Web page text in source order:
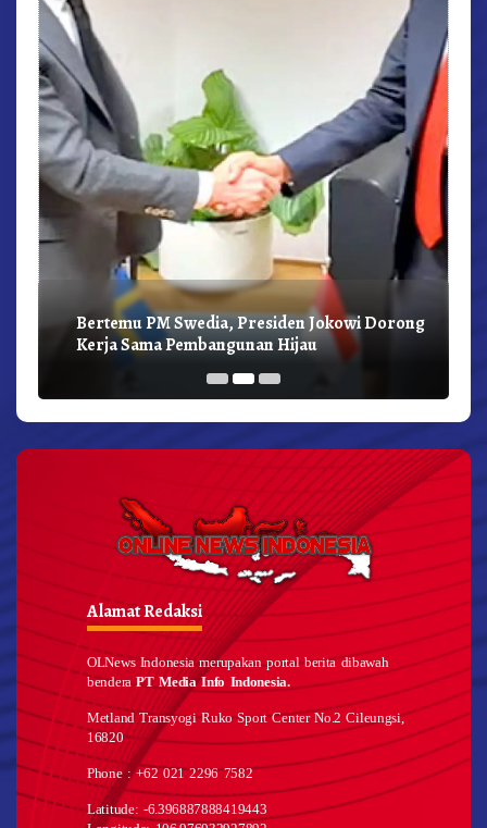
Bertemu PM Swedia, Presiden Jokowi Dorong
Kerja Sama Pembangunan Hijau
Alamat Redaksi
OLNews Indonesia merupakan portal berita dibawah
benderaPT Media Info Indonesia.
Metland Transyogi Ruko Sport Center No.2 Cileungsi,
16820
Phone : +62 021 2296 7582
Latitude: -6.396887888419443